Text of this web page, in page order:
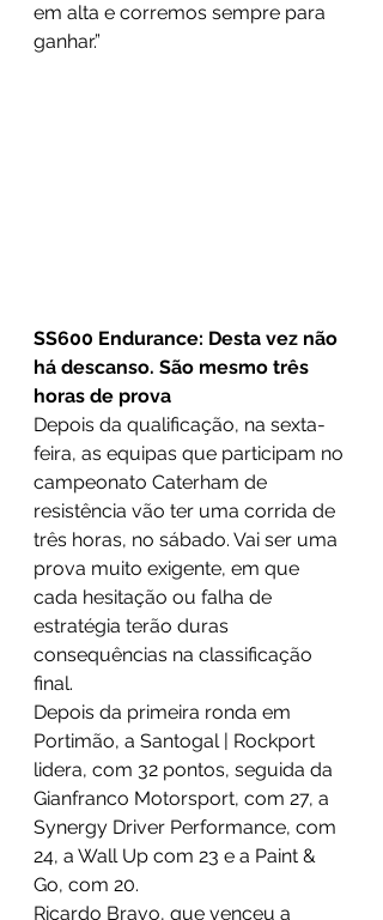
em alta e corremos sempre para
ganhar.”
SS600 Endurance: Desta vez não
há descanso. São mesmo três
horas de prova
Depois da qualificação, na sexta-
feira, as equipas que participam no
campeonato Caterham de
resistência vão ter uma corrida de
três horas, no sábado. Vai ser uma
prova muito exigente, em que
cada hesitação ou falha de
estratégia terão duras
consequências na classificação
final.
Depois da primeira ronda em
Portimão, a Santogal | Rockport
lidera, com 32 pontos, seguida da
Gianfranco Motorsport, com 27, a
Synergy Driver Performance, com
24, a Wall Up com 23 e a Paint &
Go, com 20.
Ricardo Bravo, que venceu a